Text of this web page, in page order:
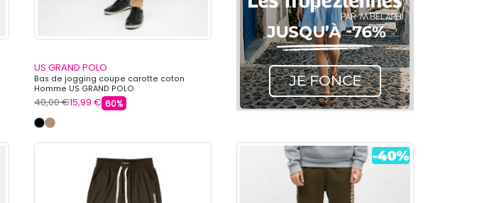
US GRAND POLO
Bas de jogging coupe carotte coton
Homme US GRAND POLO
40,00 €15,99 € 60%